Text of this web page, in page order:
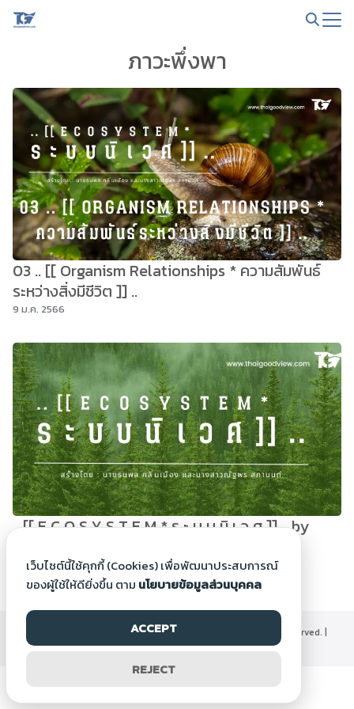
Skip
ภาวะพึ่งพา
03 .. [[ Organism Relationships * ความสัมพันธ์
ระหว่างสิ่งมีชีวิต ]] ..
9 ม.ค. 2566
.. [[ E C O S Y S T E M * ร ะ บ บ นิ เ ว ศ ]] .. by
9 ม.ค. 2566
©2000-2026 Thaigoodview.com, All rights reserved. |
นโยบายข้อมูลส่วนบุคคล
เว็บไซต์นี้ใช้คุกกี้ (Cookies) เพื่อพัฒนาประสบการณ์
ของผู้ใช้ให้ดียิ่งขึ้น ตาม นโยบายข้อมูลส่วนบุคคล
ACCEPT
REJECT